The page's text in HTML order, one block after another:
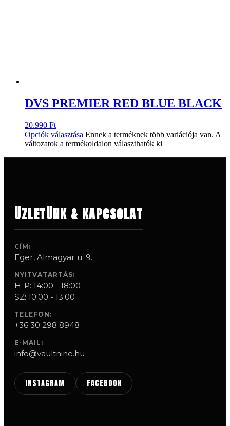
DVS PREMIER RED BLUE BLACK
20.990 Ft
Opciók választása Ennek a terméknek több variációja van. A
változatok a termékoldalon választhatók ki
ÜZLETÜNK & KAPCSOLAT
CÍM:
Eger, Almagyar u. 9.
NYITVATARTÁS:
H-P: 14:00 - 18:00
SZ: 10:00 - 13:00
TELEFON:
+36 30 298 8948
E-MAIL:
info@vaultnine.hu
INSTAGRAM FACEBOOK